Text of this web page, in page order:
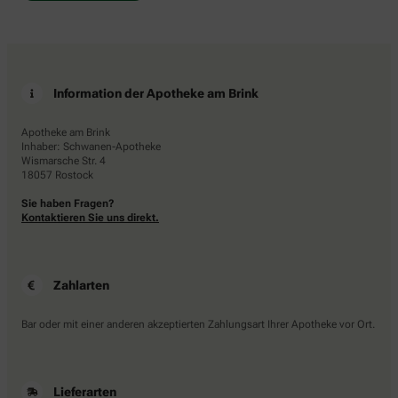
Information der Apotheke am Brink
Apotheke am Brink
Inhaber: Schwanen-Apotheke
Wismarsche Str. 4
18057 Rostock
Sie haben Fragen?
Kontaktieren Sie uns direkt.
Zahlarten
Bar oder mit einer anderen akzeptierten Zahlungsart Ihrer Apotheke vor Ort.
Lieferarten